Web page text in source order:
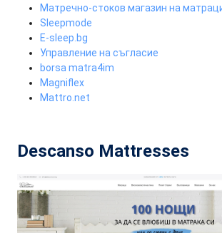
Матречно-стоков магазин на
Sleepmode
E-sleep.bg
Управление на съгласие
borsa matra4im
Magniflex
Mattro.net
Descanso Mattresses